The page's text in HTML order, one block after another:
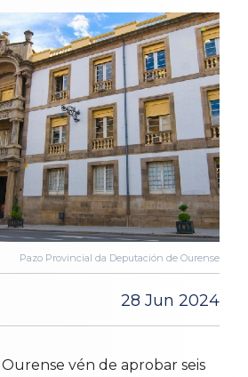
Pazo Provincial da Deputación de Ourense
28 Jun 2024
vén de aprobar seis